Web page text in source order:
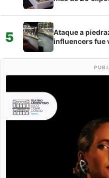
5
Ataque a
influencers fue